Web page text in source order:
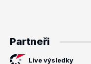
Partneři
Live výsledky